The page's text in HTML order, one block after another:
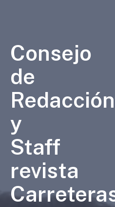
Consejo
de
Redacción
y
Staff
revista